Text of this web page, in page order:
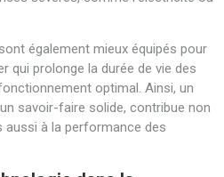
également mieux équipés pour
qui prolonge la durée de vie des
optimal. Ainsi, un
savoir-faire solide, contribue non
aussi à la performance des